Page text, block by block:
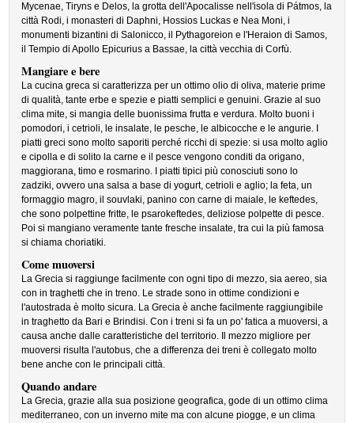
Mycenae, Tiryns e Delos, la grotta dell'Apocalisse nell'isola di Pátmos, la
città Rodi, i monasteri di Daphni, Hossios Luckas e Nea Moni, i
monumenti bizantini di Salonicco, il Pythagoreion e l'Heraion di Samos,
il Tempio di Apollo Epicurius a Bassae, la città vecchia di Corfù.
Mangiare e bere
La cucina greca si caratterizza per un ottimo olio di oliva, materie prime
di qualità, tante erbe e spezie e piatti semplici e genuini. Grazie al suo
clima mite, si mangia delle buonissima frutta e verdura. Molto buoni i
pomodori, i cetrioli, le insalate, le pesche, le albicocche e le angurie. I
piatti greci sono molto saporiti perché ricchi di spezie: si usa molto aglio
e cipolla e di solito la carne e il pesce vengono conditi da origano,
maggiorana, timo e rosmarino. I piatti tipici più conosciuti sono lo
zadziki, ovvero una salsa a base di yogurt, cetrioli e aglio; la feta, un
formaggio magro, il souvlaki, panino con carne di maiale, le keftedes,
che sono polpettine fritte, le psarokeftedes, deliziose polpette di pesce.
Poi si mangiano veramente tante fresche insalate, tra cui la più famosa
si chiama choriatiki.
Come muoversi
La Grecia si raggiunge facilmente con ogni tipo di mezzo, sia aereo, sia
con in traghetti che in treno. Le strade sono in ottime condizioni e
l'autostrada è molto sicura. La Grecia è anche facilmente raggiungibile
in traghetto da Bari e Brindisi. Con i treni si fa un po' fatica a muoversi, a
causa anche dalle caratteristiche del territorio. Il mezzo migliore per
muoversi risulta l'autobus, che a differenza dei treni è collegato molto
bene anche con le principali città.
Quando andare
La Grecia, grazie alla sua posizione geografica, gode di un ottimo clima
mediterraneo, con un inverno mite ma con alcune piogge, e un clima